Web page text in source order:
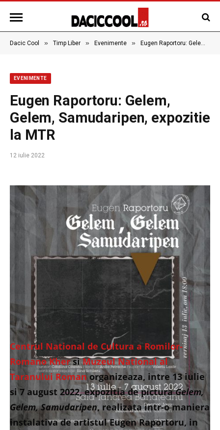
Dacic Cool » Timp Liber » Evenimente » Eugen Raportoru: Gelem, Gelem, Samudaripen, expozitie la MTR
EVENIMENTE
Eugen Raportoru: Gelem,
Gelem, Samudaripen, expozitie
la MTR
12 iulie 2022
Centrul National de Cultura a Romilor-
Romano KhersiMuzeul National al
Taranului Romanorganizeaza, intre 13 iulie
si 7 august 2022, expozitia de picturaGelem,
Gelem, Samudaripen, realizata intr-o maniera
instalativa de artistul Eugen Raportoru, in